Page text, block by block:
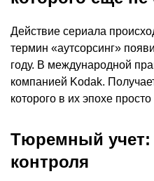
Действие сериала
термин «аутсорсинг»
году. В международной
компанией Kodak.
которого в их эпохе
Тюремный учет:
контроля